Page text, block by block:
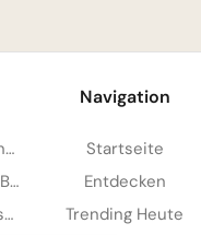
Servus Motiv für den Schulstart: Eine lustige Eichhörnchen Grafik für WhatsApp
Ein Super-Start in die Schule! Tolle Bilder für Pinterest zum Teilen.
Motivierender Schulstart für WhatsApp: Energiegeladen ins neue Schuljahr!
Navigation
Startseite
Entdecken
Trending Heute